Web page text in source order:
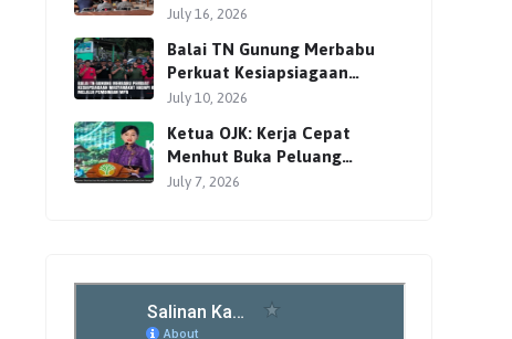
Pengelolaan Wisata
July 16, 2026
Balai TN Gunung Merbabu
Perkuat Kesiapsiagaan
Masyarakat Hadapi Karhutla
July 10, 2026
Ketua OJK: Kerja Cepat
Menhut Buka Peluang
Investasi Global lewat
July 7, 2026